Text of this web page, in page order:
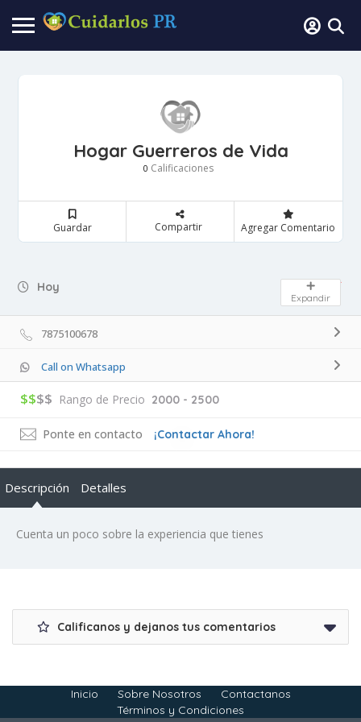
Hogar Guerreros de Vida
0 Calificaciones
Guardar Compartir Agregar Comentario
Hoy Day Off
Expandir
7875100678
Call on Whatsapp
$$$$ Rango de Precio 2000 - 2500
Ponte en contacto ¡Contactar Ahora!
Descripción Detalles
Cuenta un poco sobre la experiencia que tienes
Calificanos y dejanos tus comentarios
Inicio Sobre Nosotros
Contactanos
Términos y Condiciones